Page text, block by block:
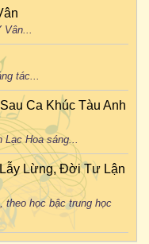
Vân...
tác...
Ca Khúc Tàu Anh
Lạc Hoa sáng...
Lừng, Đời Tư Lận
theo học bậc trung học